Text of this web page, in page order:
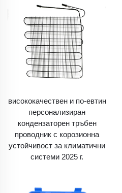
висококачествен и по-евтин
персонализиран
кондензаторен тръбен
проводник с корозионна
устойчивост за климатични
системи 2025 г.